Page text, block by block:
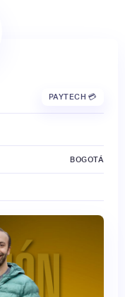
PAYTECH 💳
BOGOTÁ